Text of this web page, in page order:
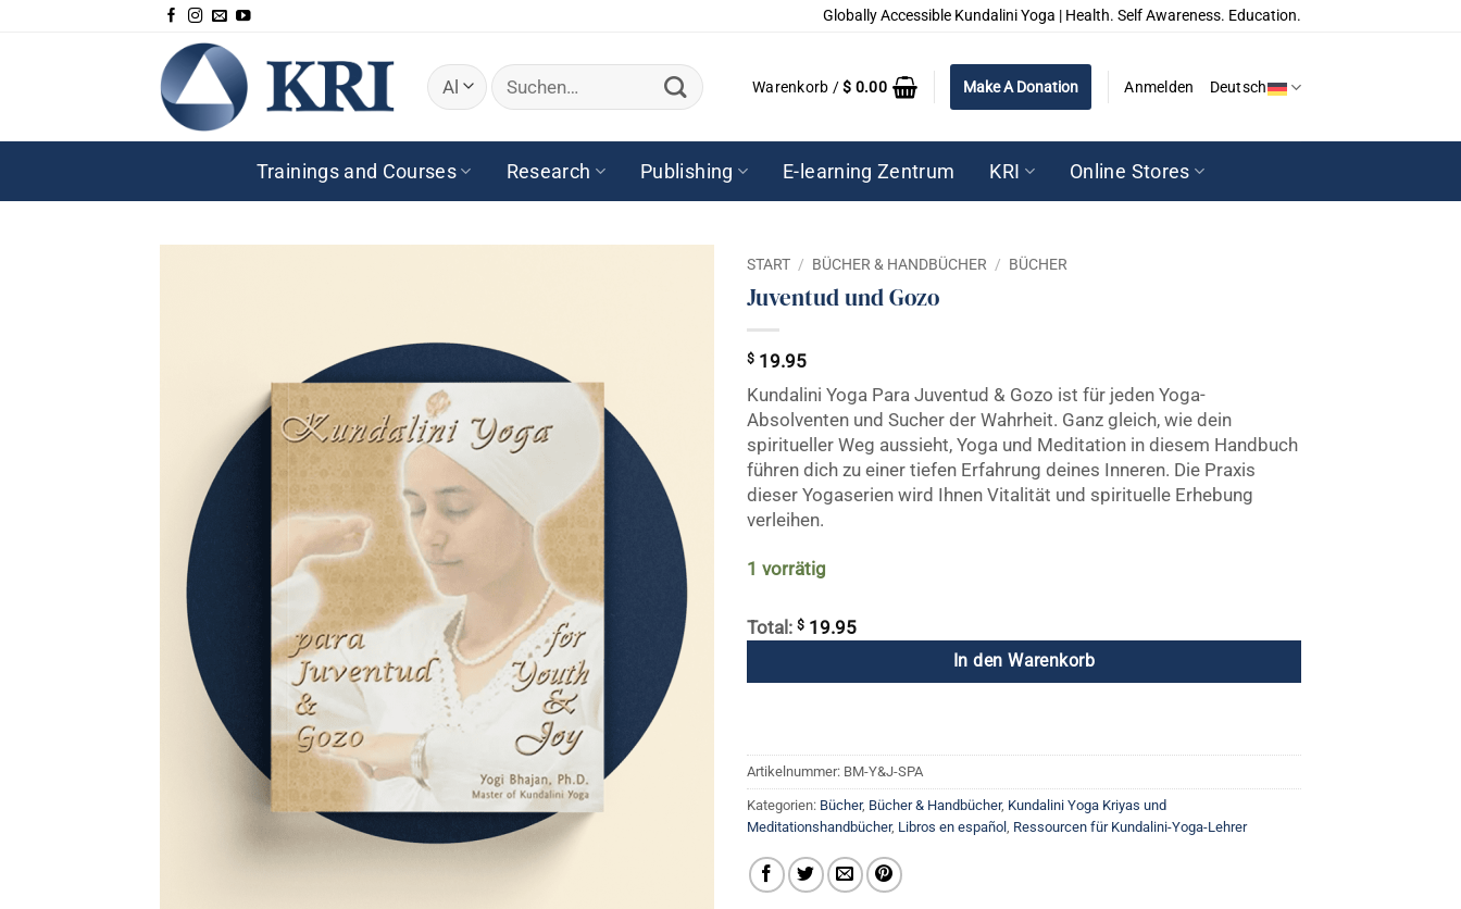
Globally Accessible Kundalini Yoga | Health. Self Awareness. Education.
Suchen
nach:
Warenkorb /$ 0.00 Make A Donation Anmelden Deutsch
Trainings and Courses Research Publishing E-learning Zentrum KRI Online Stores
START / BÜCHER & HANDBÜCHER / BÜCHER
Juventud und Gozo
$ 19.95
Kundalini Yoga Para Juventud & Gozo ist für jeden Yoga-
Absolventen und Sucher der Wahrheit. Ganz gleich, wie dein
spiritueller Weg aussieht, Yoga und Meditation in diesem Handbuch
führen dich zu einer tiefen Erfahrung deines Inneren. Die Praxis
dieser Yogaserien wird Ihnen Vitalität und spirituelle Erhebung
verleihen.
1 vorrätig
Total: $ 19.95
In den Warenkorb
Artikelnummer: BM-Y&J-SPA
Kategorien: Bücher, Bücher & Handbücher, Kundalini Yoga Kriyas und
Meditationshandbücher, Libros en español Ressourcen für Kundalini-Yoga-Lehrer